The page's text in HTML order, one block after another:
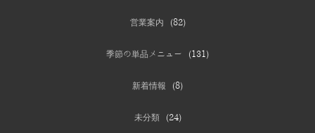
営業案内 (82)
季節の単品メニュー (131)
新着情報 (8)
未分類(24)